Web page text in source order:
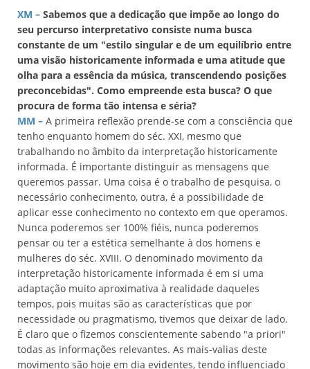
XM – Sabemos que a dedicação que impõe ao longo do
seu percurso interpretativo consiste numa busca
constante de um "estilo singular e de um equilíbrio entre
uma visão historicamente informada e uma atitude que
olha para a essência da música, transcendendo posições
preconcebidas". Como empreende esta busca? O que
procura de forma tão intensa e séria?
MM – A primeira reflexão prende-se com a consciência que
tenho enquanto homem do séc. XXI, mesmo que
trabalhando no âmbito da interpretação historicamente
informada. É importante distinguir as mensagens que
queremos passar. Uma coisa é o trabalho de pesquisa, o
necessário conhecimento, outra, é a possibilidade de
aplicar esse conhecimento no contexto em que operamos.
Nunca poderemos ser 100% fiéis, nunca poderemos
pensar ou ter a estética semelhante à dos homens e
mulheres do séc. XVIII. O denominado movimento da
interpretação historicamente informada é em si uma
adaptação muito aproximativa à realidade daqueles
tempos, pois muitas são as características que por
necessidade ou pragmatismo, tivemos que deixar de lado.
É claro que o fizemos conscientemente sabendo "a priori"
todas as informações relevantes. As mais-valias deste
movimento são hoje em dia evidentes, tendo influenciado